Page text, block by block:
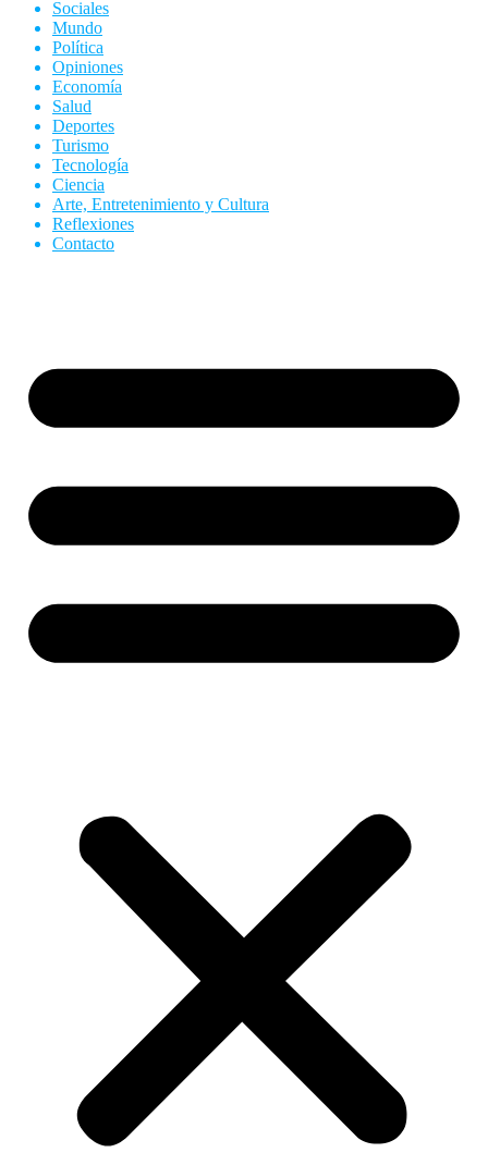
Sociales
Mundo
Política
Opiniones
Economía
Salud
Deportes
Turismo
Tecnología
Ciencia
Arte, Entretenimiento y Cultura
Reflexiones
Contacto